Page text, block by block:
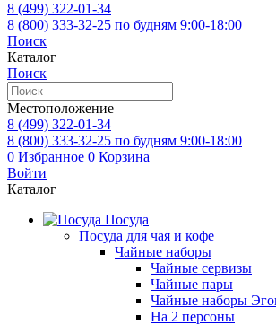
8 (499) 322-01-34
8 (800) 333-32-25 по будням 9:00-18:00
Поиск
Каталог
Поиск
Местоположение
8 (499) 322-01-34
8 (800) 333-32-25 по будням 9:00-18:00
0 Избранное 0 Корзина
Войти
Каталог
Посуда
Посуда для чая и кофе
Чайные наборы
Чайные сервизы
Чайные пары
Чайные наборы
На 2 персоны